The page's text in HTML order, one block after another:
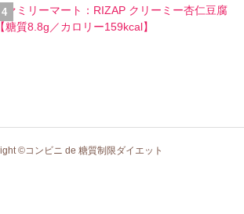
ファミリーマート：RIZAP クリーミー杏仁豆腐
【糖質8.8g／カロリー159kcal】